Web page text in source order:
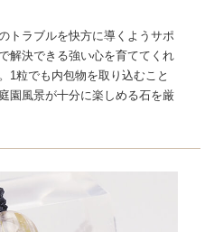
トラブルを快方に導くようサポ
解決できる強い心を育ててくれ
1粒でも内包物を取り込むこと
園風景が十分に楽しめる石を厳